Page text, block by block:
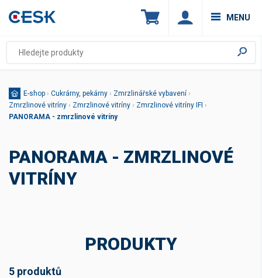
MENU
E-shop › Cukrárny, pekárny › Zmrzlinářské vybavení ›
Zmrzlinové vitríny › Zmrzlinové vitríny › Zmrzlinové vitríny IFI ›
PANORAMA - zmrzlinové vitríny
PANORAMA - ZMRZLINOVÉ
VITRÍNY
PRODUKTY
5 produktů